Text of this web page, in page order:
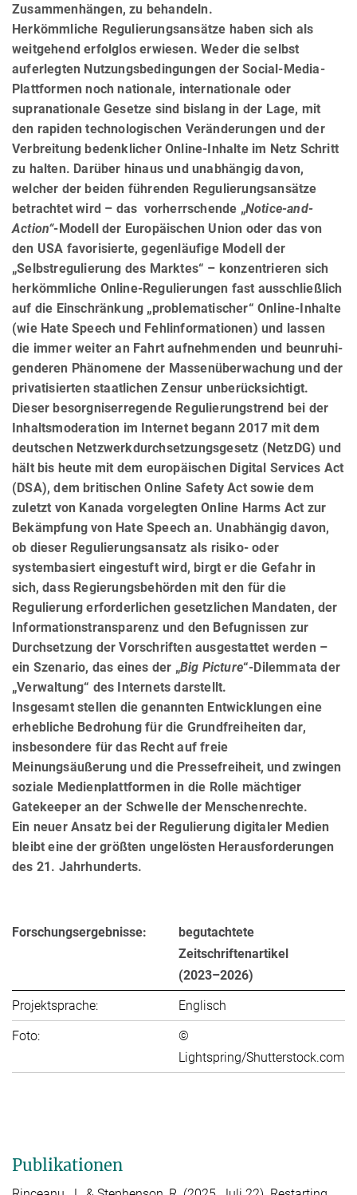
Zusammenhängen, zu behandeln.
Herkömmliche Regulierungsansätze haben sich als
weitgehend erfolglos erwiesen. Weder die selbst
auferlegten Nutzungsbedingungen der Social-Media-
Plattformen noch nationale, internationale oder
supranationale Gesetze sind bislang in der Lage, mit
den rapiden technologischen Veränderungen und der
Verbreitung bedenklicher Online-Inhalte im Netz Schritt
zu halten. Darüber hinaus und unabhängig davon,
welcher der beiden führenden Regulierungsansätze
betrachtet wird – das vorherrschende „Notice-and-
Action“-Modell der Europäischen Union oder das von
den USA favorisierte, gegenläufige Modell der
„Selbstregulierung des Marktes“ – konzentrieren sich
herkömmliche Online-Regulierungen fast ausschließlich
auf die Einschränkung „problematischer“ Online-Inhalte
(wie Hate Speech und Fehlinformationen) und lassen
die immer weiter an Fahrt aufnehmenden und beunru­hi­
gen­deren Phänomene der Massenüberwachung und der
privatisierten staatlichen Zensur unberücksichtigt.
Dieser besorgniserregende Regulierungstrend bei der
Inhaltsmoderation im Internet begann 2017 mit dem
deutschen Netzwerkdurchsetzungsgesetz (NetzDG) und
hält bis heute mit dem europäischen Digital Services Act
(DSA), dem britischen Online Safety Act sowie dem
zuletzt von Kanada vorgelegten Online Harms Act zur
Bekämpfung von Hate Speech an. Unabhängig davon,
ob dieser Regulierungsansatz als risiko- oder
systembasiert eingestuft wird, birgt er die Gefahr in
sich, dass Regierungsbehörden mit den für die
Regulierung erforderlichen gesetzlichen Man­da­ten, der
Informationstransparenz und den Befugnissen zur
Durchsetzung der Vorschriften ausgestattet werden –
ein Szenario, das eines der „Big Picture“-Dilemmata der
„Verwaltung“ des Internets darstellt.
Insgesamt stellen die genannten Entwicklungen eine
erhebliche Bedrohung für die Grundfreiheiten dar,
insbe­son­dere für das Recht auf freie
Meinungsäußerung und die Pressefreiheit, und zwingen
soziale Medienplattformen in die Rolle mächtiger
Gatekeeper an der Schwelle der Menschenrechte.
Ein neuer Ansatz bei der Regulierung digitaler Medien
bleibt eine der größten ungelösten Herausforderungen
des 21. Jahrhunderts.
Forschungsergebnisse:
begutachtete
Zeitschriftenartikel
(2023–2026)
Projektsprache:
Englisch
Foto:
©
Lightspring/Shutterstock.com
Publikationen